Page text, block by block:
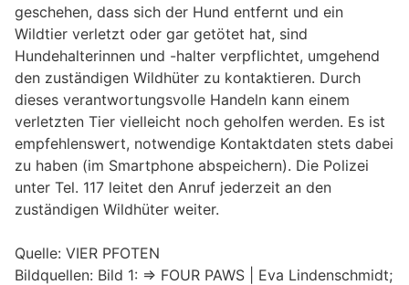
geschehen, dass sich der Hund entfernt und ein
Wildtier verletzt oder gar getötet hat, sind
Hundehalterinnen und -halter verpflichtet, umgehend
den zuständigen Wildhüter zu kontaktieren. Durch
dieses verantwortungsvolle Handeln kann einem
verletzten Tier vielleicht noch geholfen werden. Es ist
empfehlenswert, notwendige Kontaktdaten stets dabei
zu haben (im Smartphone abspeichern). Die Polizei
unter Tel. 117 leitet den Anruf jederzeit an den
zuständigen Wildhüter weiter.
Quelle: VIER PFOTEN
Bildquellen: Bild 1: => FOUR PAWS | Eva Lindenschmidt;